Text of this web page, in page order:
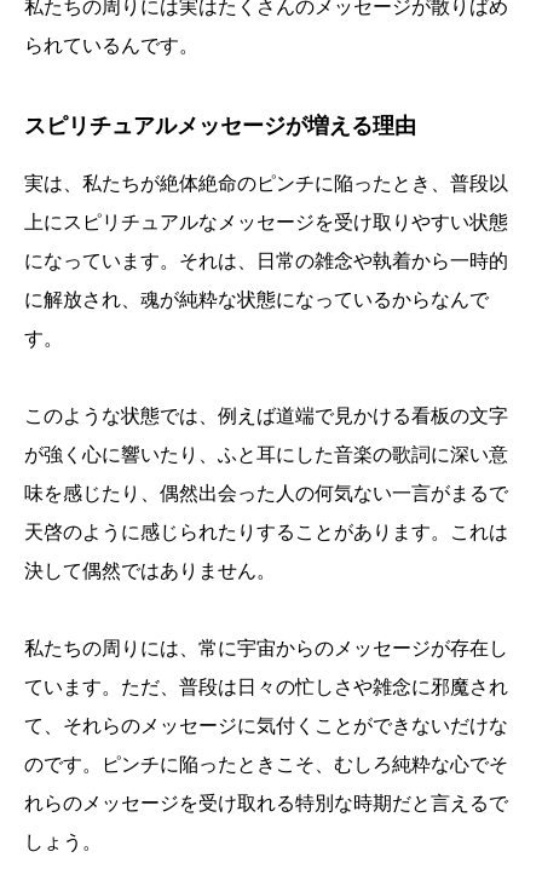
私たちの周りには実はたくさんのメッセージが散りばめ
られているんです。
スピリチュアルメッセージが増える理由
実は、私たちが絶体絶命のピンチに陥ったとき、普段以
上にスピリチュアルなメッセージを受け取りやすい状態
になっています。それは、日常の雑念や執着から一時的
に解放され、魂が純粋な状態になっているからなんで
す。
このような状態では、例えば道端で見かける看板の文字
が強く心に響いたり、ふと耳にした音楽の歌詞に深い意
味を感じたり、偶然出会った人の何気ない一言がまるで
天啓のように感じられたりすることがあります。これは
決して偶然ではありません。
私たちの周りには、常に宇宙からのメッセージが存在し
ています。ただ、普段は日々の忙しさや雑念に邪魔され
て、それらのメッセージに気付くことができないだけな
のです。ピンチに陥ったときこそ、むしろ純粋な心でそ
れらのメッセージを受け取れる特別な時期だと言えるで
しょう。